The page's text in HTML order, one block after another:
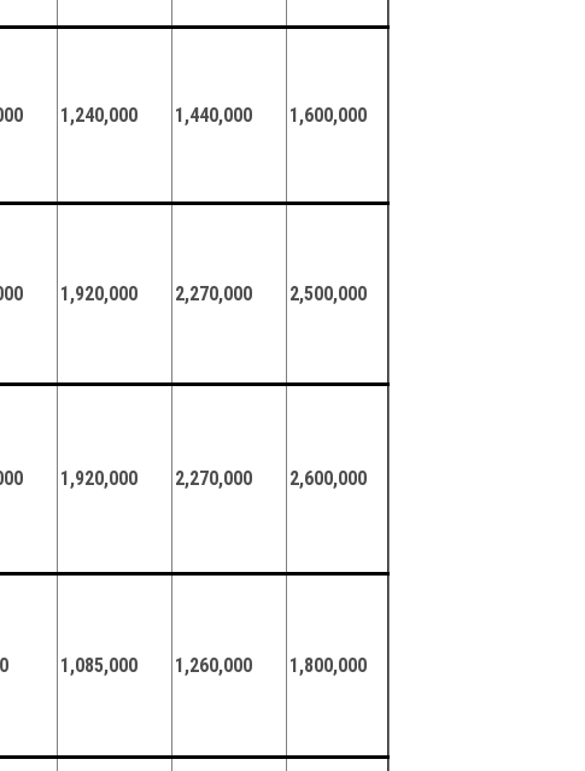
1,240,000 1,440,000 1,600,000
1,920,000 2,270,000 2,500,000
1,920,000 2,270,000 2,600,000
1,085,000 1,260,000 1,800,000